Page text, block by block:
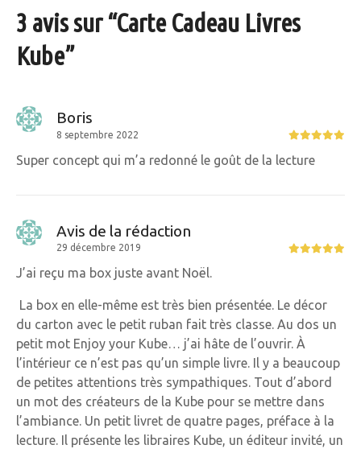
3 avis sur “Carte Cadeau Livres
Kube”
Boris
8 septembre 2022
Super concept qui m’a redonné le goût de la lecture
Avis de la rédaction
29 décembre 2019
J’ai reçu ma box juste avant Noël.
La box en elle-même est très bien présentée. Le décor
du carton avec le petit ruban fait très classe. Au dos un
petit mot Enjoy your Kube… j’ai hâte de l’ouvrir. À
l’intérieur ce n’est pas qu’un simple livre. Il y a beaucoup
de petites attentions très sympathiques. Tout d’abord
un mot des créateurs de la Kube pour se mettre dans
l’ambiance. Un petit livret de quatre pages, préface à la
lecture. Il présente les libraires Kube, un éditeur invité, un